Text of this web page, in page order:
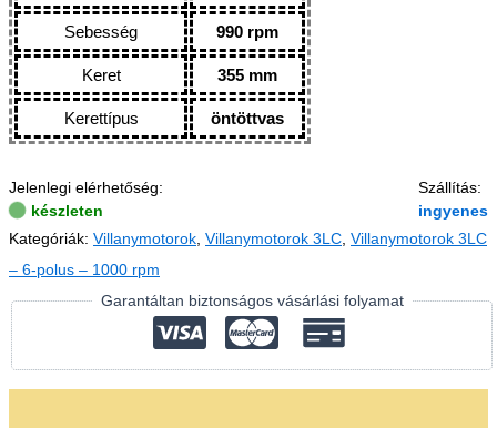
Sebesség 990 rpm
Keret 355 mm
Kerettípus öntöttvas
Jelenlegi elérhetőség:
készleten
Szállítás:
ingyenes
Kategóriák: Villanymotorok Villanymotorok 3LC Villanymotorok 3LC
– 6-polus – 1000 rpm
Garantáltan biztonságos vásárlási folyamat